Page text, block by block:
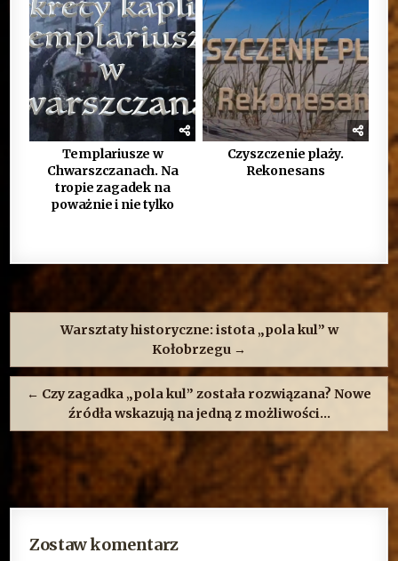
Templariusze w
Chwarszczanach. Na
tropie zagadek na
poważnie i nie tylko
Czyszczenie plaży.
Rekonesans
Nawigacja
wpisuWarsztaty historyczne: istota „pola kul” w
Kołobrzegu →
← Czy zagadka „pola kul” została rozwiązana? Nowe
źródła wskazują na jedną z możliwości…
Zostaw komentarz